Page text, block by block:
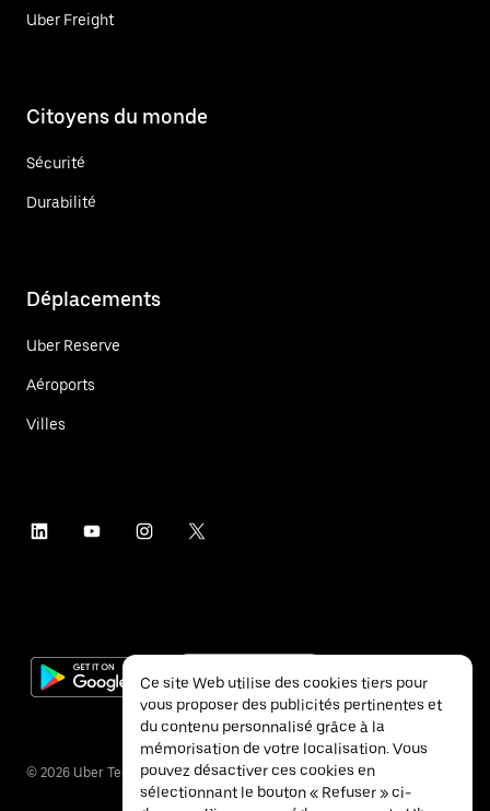
Uber Freight
Citoyens du monde
Sécurité
Durabilité
Déplacements
Uber Reserve
Aéroports
Villes
© 2026 Uber Technologies Inc.
Ce site Web utilise des cookies tiers pour
vous proposer des publicités pertinentes et
du contenu personnalisé grâce à la
mémorisation de votre localisation. Vous
pouvez désactiver ces cookies en
sélectionnant le bouton « Refuser » ci-